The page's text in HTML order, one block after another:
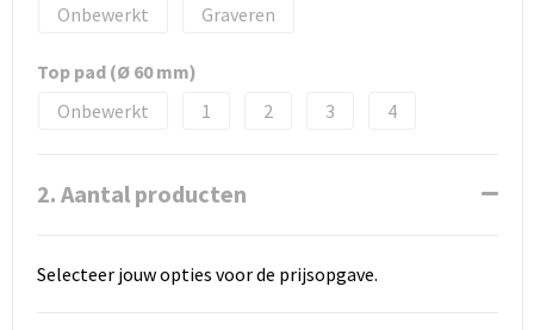
Onbewerkt
Graveren
Top pad (Ø 60 mm)
Onbewerkt
1 2 3 4
2. Aantal producten
Selecteer jouw opties voor de prijsopgave.